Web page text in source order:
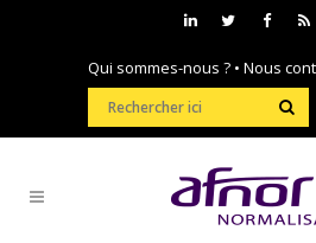
Qui sommes-nous ? • Nous